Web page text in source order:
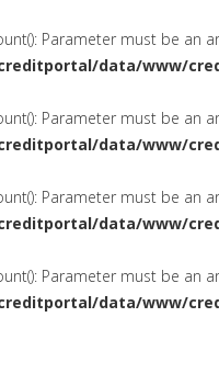
Parameter must be an
data/www/
Parameter must be an
data/www/
Parameter must be an
data/www/
Parameter must be an
data/www/